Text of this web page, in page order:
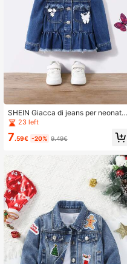
SHEIN Giacca di jeans per neonate
con decorazione in pizzo a farfalla
e fiore, blu
23 left
7.59€ -20% 9.49€